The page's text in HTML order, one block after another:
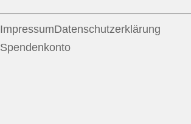
ImpressumDatenschutzerklärung
Spendenkonto